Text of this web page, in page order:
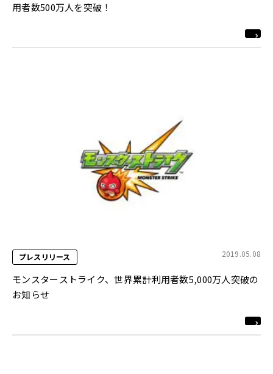
用者数500万人を突破！
プレスリリース 2019.05.08
モンスターストライク、世界累計利用者数5,000万人突破の
お知らせ